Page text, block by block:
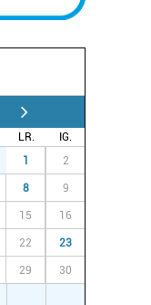
LR.
IG.
1 2
8 9
15 16
22 23
29 30